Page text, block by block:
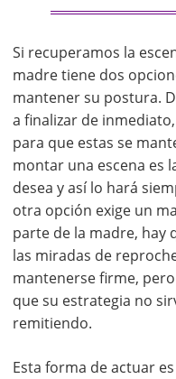
Si recuperamos la
madre tiene dos
mantener su postura.
a finalizar de
para que estas se
montar una escena es
desea y así lo hará
otra opción exige un
parte de la madre, hay
las miradas de
mantenerse firme,
que su estrategia no
remitiendo.
Esta forma de actuar